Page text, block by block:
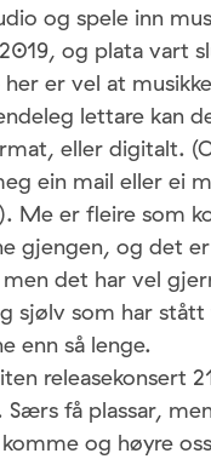
og spele inn
og plata vart
er vel at
lettare kan
eller digitalt.
ein mail eller ei
Me er fleire som
gjengen, og det
men det har vel
sjølv som har
enn så lenge.
releasekonsert
Særs få plassar,
og høyre